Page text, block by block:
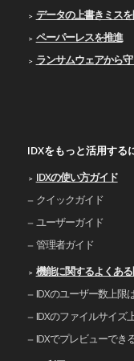
データの上書きミス
ペーパーレスを推進
ランサムウェアから
IDXをもっと活用する
IDXの使い⽅ガイド
クイックガイド
ユーザーガイド
管理者ガイド
機能に関するよくあ
IDXのユーザー数上限
IDXのファイルサイズ
IDXでプレビューでき